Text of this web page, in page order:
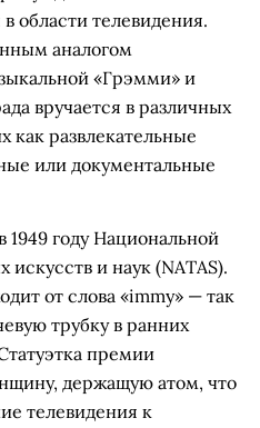
области телевидения.
аналогом
«Грэмми» и
вручается в различных
как развлекательные
или документальные
году Национальной
и наук (NATAS).
от слова «immy» — так
трубку в ранних
премии
держащую атом, что
телевидения к